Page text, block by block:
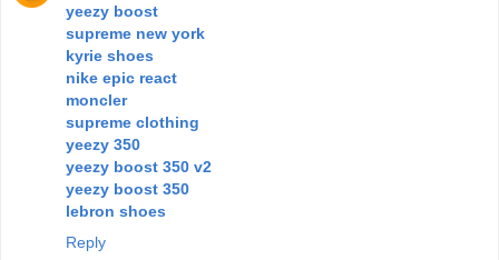
yeezy boost
supreme new york
kyrie shoes
nike epic react
moncler
supreme clothing
yeezy 350
yeezy boost 350 v2
yeezy boost 350
lebron shoes
Reply